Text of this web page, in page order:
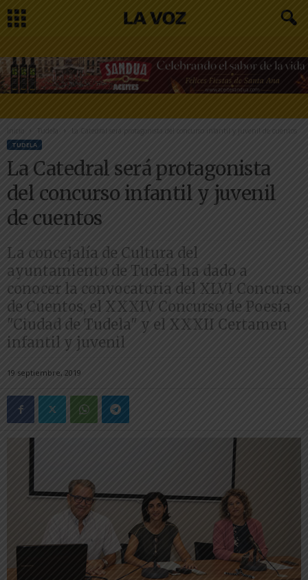
Inicio Tudela La Catedral será protagonista del concurso infantil y juvenil de cuentos
TUDELA
La Catedral será protagonista
del concurso infantil y juvenil
de cuentos
La concejalía de Cultura del
ayuntamiento de Tudela ha dado a
conocer la convocatoria del XLVI Concurso
de Cuentos, el XXXIV Concurso de Poesía
"Ciudad de Tudela" y el XXXII Certamen
infantil y juvenil
19 septiembre, 2019